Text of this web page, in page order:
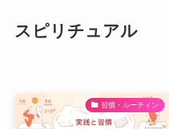
スピリチュアル
習慣・ルーティン